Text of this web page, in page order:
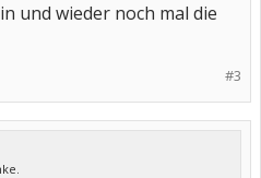
und wieder noch mal die
#3